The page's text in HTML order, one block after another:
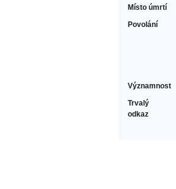
Místo úmrtí
Povolání
Významnost
Trvalý
odkaz